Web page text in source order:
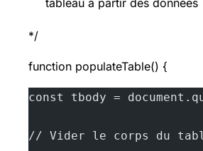
*/
function populateTable() {
const tbody =
// Vider le corps du